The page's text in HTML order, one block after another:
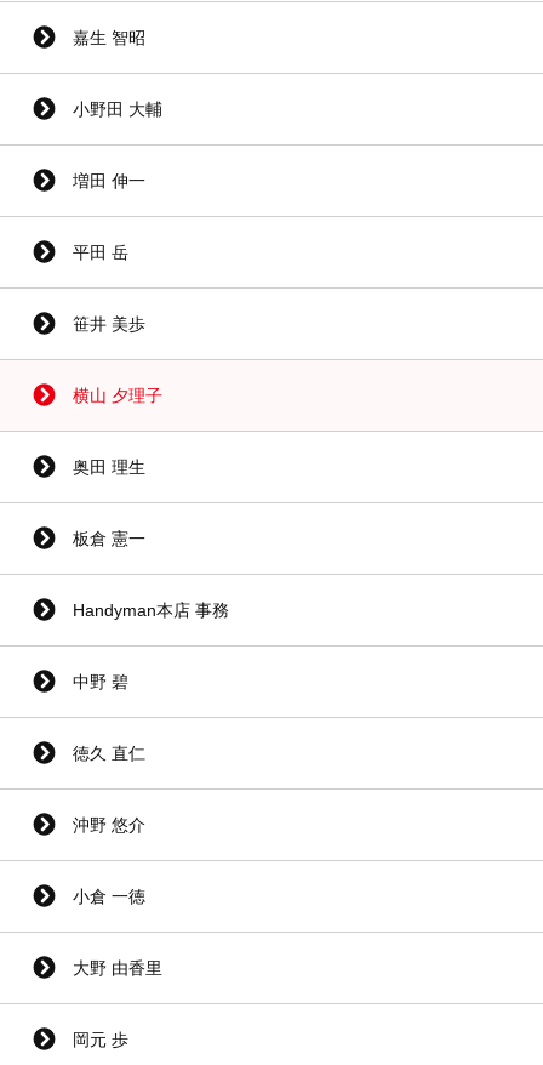
嘉生 智昭
小野田 大輔
増田 伸一
平田 岳
笹井 美歩
横山 夕理子
奥田 理生
板倉 憲一
Handyman本店 事務
中野 碧
徳久 直仁
沖野 悠介
小倉 一徳
大野 由香里
岡元 歩